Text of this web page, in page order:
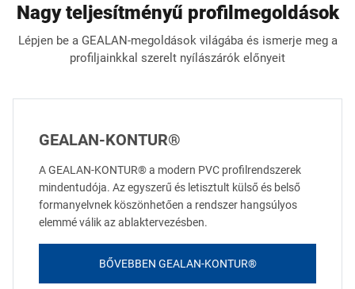
Nagy teljesítményű profilmegoldások
Lépjen be a GEALAN-megoldások világába és ismerje meg a
profiljainkkal szerelt nyílászárók előnyeit
GEALAN-KONTUR®
A GEALAN-KONTUR® a modern PVC profilrendszerek
mindentudója. Az egyszerű és letisztult külső és belső
formanyelvnek köszönhetően a rendszer hangsúlyos
elemmé válik az ablaktervezésben.
BŐVEBBEN GEALAN-KONTUR®